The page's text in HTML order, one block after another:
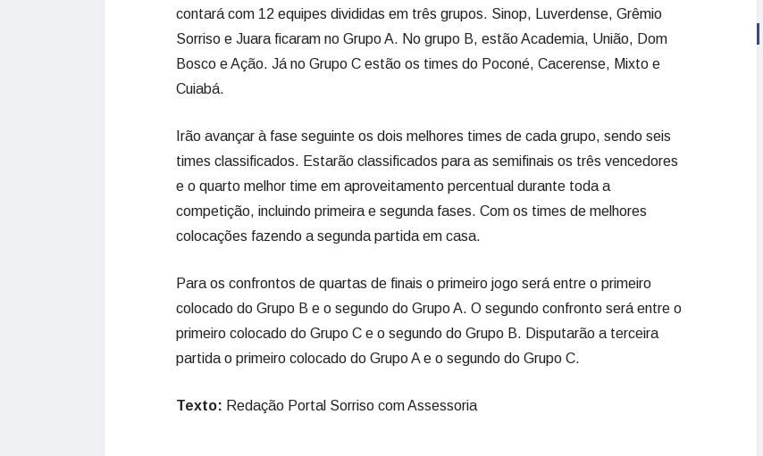
contará com 12 equipes divididas em três grupos. Sinop, Luverdense, Grêmio
Sorriso e Juara ficaram no Grupo A. No grupo B, estão Academia, União, Dom
Bosco e Ação. Já no Grupo C estão os times do Poconé, Cacerense, Mixto e
Cuiabá.
Irão avançar à fase seguinte os dois melhores times de cada grupo, sendo seis
times classificados. Estarão classificados para as semifinais os três vencedores
e o quarto melhor time em aproveitamento percentual durante toda a
competição, incluindo primeira e segunda fases. Com os times de melhores
colocações fazendo a segunda partida em casa.
Para os confrontos de quartas de finais o primeiro jogo será entre o primeiro
colocado do Grupo B e o segundo do Grupo A. O segundo confronto será entre o
primeiro colocado do Grupo C e o segundo do Grupo B. Disputarão a terceira
partida o primeiro colocado do Grupo A e o segundo do Grupo C.
Texto: Redação Portal Sorriso com Assessoria